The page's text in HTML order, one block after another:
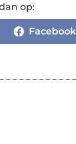
op:
Facebook